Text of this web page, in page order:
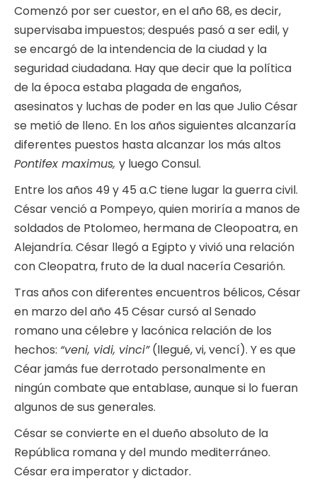
Comenzó por ser cuestor, en el año 68, es decir,
supervisaba impuestos; después pasó a ser edil, y
se encargó de la intendencia de la ciudad y la
seguridad ciudadana. Hay que decir que la política
de la época estaba plagada de engaños,
asesinatos y luchas de poder en las que Julio César
se metió de lleno. En los años siguientes alcanzaría
diferentes puestos hasta alcanzar los más altos
Pontifex maximus, y luego Consul.
Entre los años 49 y 45 a.C tiene lugar la guerra civil.
César venció a Pompeyo, quien moriría a manos de
soldados de Ptolomeo, hermana de Cleopoatra, en
Alejandría. César llegó a Egipto y vivió una relación
con Cleopatra, fruto de la dual nacería Cesarión.
Tras años con diferentes encuentros bélicos, César
en marzo del año 45 César cursó al Senado
romano una célebre y lacónica relación de los
hechos: “veni, vidi, vinci”(llegué, vi, vencí). Y es que
Céar jamás fue derrotado personalmente en
ningún combate que entablase, aunque si lo fueran
algunos de sus generales.
César se convierte en el dueño absoluto de la
República romana y del mundo mediterráneo.
César era imperator y dictador.